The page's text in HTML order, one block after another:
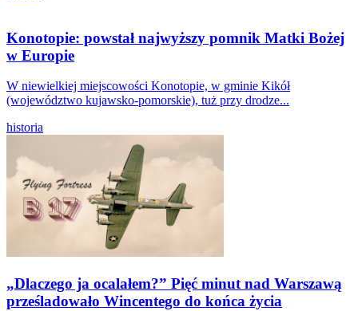
Konotopie: powstał najwyższy pomnik Matki Bożej
w Europie
W niewielkiej miejscowości Konotopie, w gminie Kikół
(województwo kujawsko-pomorskie), tuż przy drodze...
historia
„Dlaczego ja ocalałem?” Pięć minut nad Warszawą
prześladowało Wincentego do końca życia